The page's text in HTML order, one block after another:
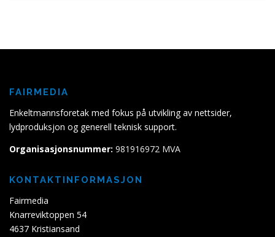
FAIRMEDIA
Enkeltmannsforetak med fokus på utvikling av nettsider,
lydproduksjon og generell teknisk support.
Organisasjonsnummer: 981916972 MVA
KONTAKTINFORMASJON
Fairmedia
Knarreviktoppen 54
4637 Kristiansand